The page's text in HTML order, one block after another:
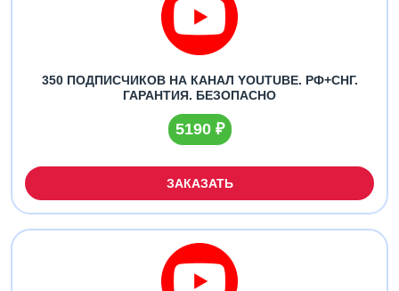
350 ПОДПИСЧИКОВ НА КАНАЛ YOUTUBE. РФ+СНГ.
ГАРАНТИЯ. БЕЗОПАСНО
5190 ₽
ЗАКАЗАТЬ